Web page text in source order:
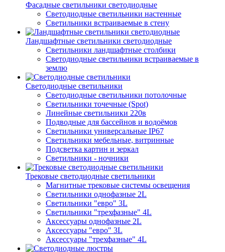
Фасадные светильники светодиодные
Светодиодные светильники настенные
Светильники встраиваемые в стену
Ландшафтные светильники светодиодные
Светильники ландшафтные столбики
Светодиодные светильники встраиваемые в
землю
Светодиодные светильники
Светодиодные светильники потолочные
Светильники точечные (Spot)
Линейные светильники 220в
Подводные для бассейнов и водоёмов
Светильники универсальные IP67
Светильники мебельные, витринные
Подсветка картин и зеркал
Светильники - ночники
Трековые светодиодные светильники
Магнитные трековые системы освещения
Светильники однофазные 2L
Светильники "евро" 3L
Светильники "трехфазные" 4L
Аксессуары однофазные 2L
Аксессуары "евро" 3L
Аксессуары "трехфазные" 4L